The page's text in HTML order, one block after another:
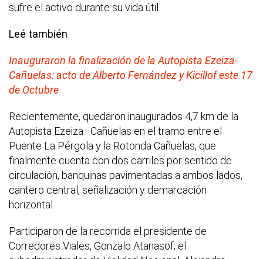
sufre el activo durante su vida útil.
Leé también
Inauguraron la finalización de la Autopista Ezeiza-
Cañuelas: acto de Alberto Fernández y Kicillof este 17
de Octubre
Recientemente, quedaron inaugurados 4,7 km de la
Autopista Ezeiza–Cañuelas en el tramo entre el
Puente La Pérgola y la Rotonda Cañuelas, que
finalmente cuenta con dos carriles por sentido de
circulación, banquinas pavimentadas a ambos lados,
cantero central, señalización y demarcación
horizontal.
Participaron de la recorrida el presidente de
Corredores Viales, Gonzalo Atanasof; el